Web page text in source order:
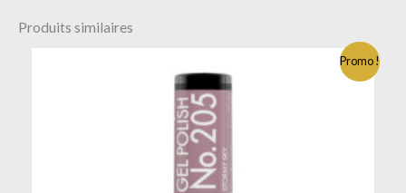
Produits similaires
Promo !